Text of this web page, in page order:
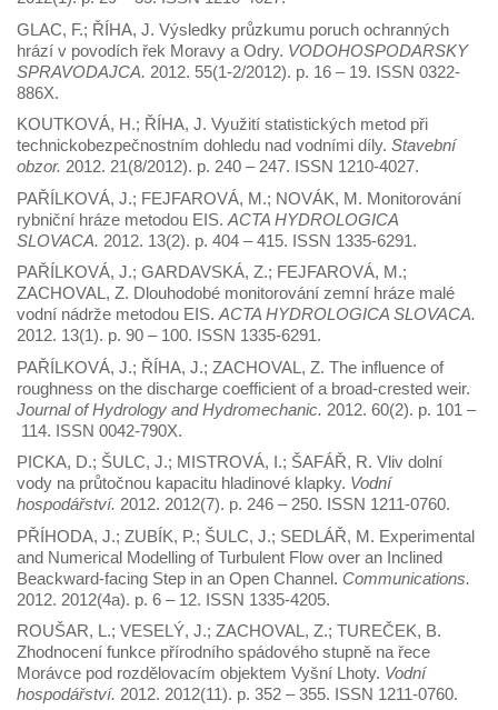
GLAC, F.; ŘÍHA, J. Výsledky průzkumu poruch ochranných
hrází v povodích řek Moravy a Odry. VODOHOSPODARSKY
SPRAVODAJCA. 2012. 55(1-2/2012). p. 16 – 19. ISSN 0322-
886X.
KOUTKOVÁ, H.; ŘÍHA, J. Využití statistických metod při
technickobezpečnostním dohledu nad vodními díly. Stavební
obzor. 2012. 21(8/2012). p. 240 – 247. ISSN 1210-4027.
PAŘÍLKOVÁ, J.; FEJFAROVÁ, M.; NOVÁK, M. Monitorování
rybniční hráze metodou EIS. ACTA HYDROLOGICA
SLOVACA. 2012. 13(2). p. 404 – 415. ISSN 1335-6291.
PAŘÍLKOVÁ, J.; GARDAVSKÁ, Z.; FEJFAROVÁ, M.;
ZACHOVAL, Z. Dlouhodobé monitorování zemní hráze malé
vodní nádrže metodou EIS.ACTA HYDROLOGICA SLOVACA.
2012. 13(1). p. 90 – 100. ISSN 1335-6291.
PAŘÍLKOVÁ, J.; ŘÍHA, J.; ZACHOVAL, Z. The influence of
roughness on the discharge coefficient of a broad-crested weir.
Journal of Hydrology and Hydromechanic. 2012. 60(2). p. 101 –
114. ISSN 0042-790X.
PICKA, D.; ŠULC, J.; MISTROVÁ, I.; ŠAFÁŘ, R. Vliv dolní
vody na průtočnou kapacitu hladinové klapky. Vodní
hospodářství. 2012. 2012(7). p. 246 – 250. ISSN 1211-0760.
PŘÍHODA, J.; ZUBÍK, P.; ŠULC, J.; SEDLÁŘ, M. Experimental
and Numerical Modelling of Turbulent Flow over an Inclined
Beackward-facing Step in an Open Channel. Communications.
2012. 2012(4a). p. 6 – 12. ISSN 1335-4205.
ROUŠAR, L.; VESELÝ, J.; ZACHOVAL, Z.; TUREČEK, B.
Zhodnocení funkce přírodního spádového stupně na řece
Morávce pod rozdělovacím objektem Vyšní Lhoty. Vodní
hospodářství. 2012. 2012(11). p. 352 – 355. ISSN 1211-0760.